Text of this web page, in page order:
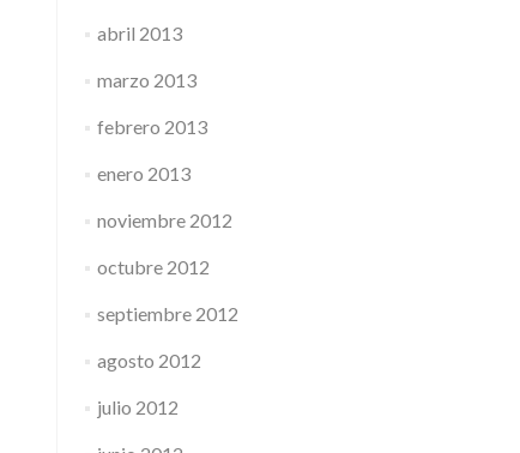
abril 2013
marzo 2013
febrero 2013
enero 2013
noviembre 2012
octubre 2012
septiembre 2012
agosto 2012
julio 2012